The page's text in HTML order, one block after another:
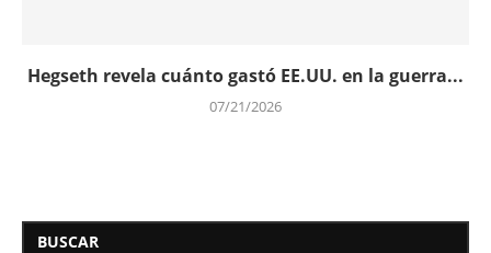
Hegseth revela cuánto gastó EE.UU. en la guerra...
07/21/2026
BUSCAR